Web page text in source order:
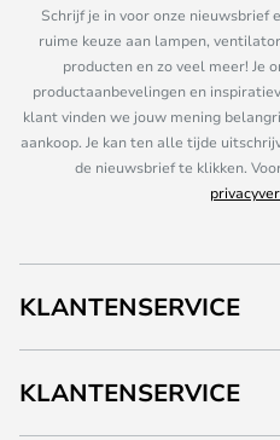
Schrijf je in voor onze nieuwsbrief
ruime keuze aan lampen,
producten en zo veel meer! Je
productaanbevelingen en
klant vinden we jouw mening
aankoop. Je kan ten alle tijde
de nieuwsbrief te klikken.
KLANTENSERVICE
KLANTENSERVICE